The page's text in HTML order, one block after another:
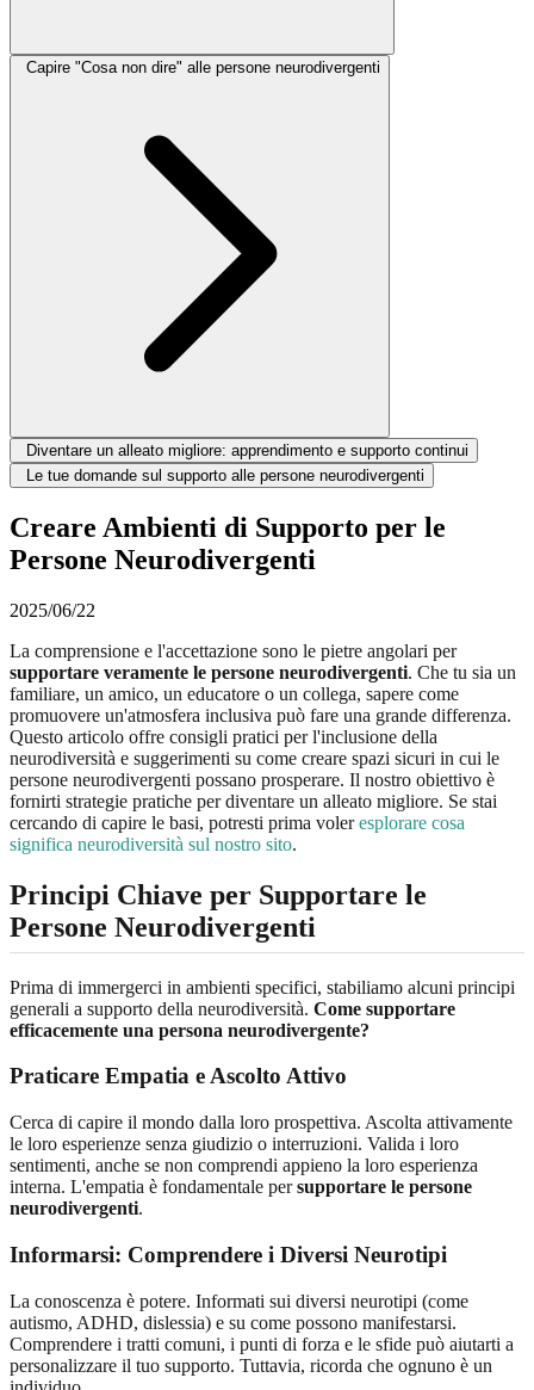
Capire "Cosa non dire" alle persone neurodivergenti
Diventare un alleato migliore: apprendimento e supporto continui
Le tue domande sul supporto alle persone neurodivergenti
Creare Ambienti di Supporto per le
Persone Neurodivergenti
2025/06/22
La comprensione e l'accettazione sono le pietre angolari per
supportare veramente le persone neurodivergenti. Che tu sia un
familiare, un amico, un educatore o un collega, sapere come
promuovere un'atmosfera inclusiva può fare una grande differenza.
Questo articolo offre consigli pratici per l'inclusione della
neurodiversità e suggerimenti su come creare spazi sicuri in cui le
persone neurodivergenti possano prosperare. Il nostro obiettivo è
fornirti strategie pratiche per diventare un alleato migliore. Se stai
cercando di capire le basi, potresti prima voleresplorare cosa
significa neurodiversità sul nostro sito.
Principi Chiave per Supportare le
Persone Neurodivergenti
Prima di immergerci in ambienti specifici, stabiliamo alcuni principi
generali a supporto della neurodiversità. Come supportare
efficacemente una persona neurodivergente?
Praticare Empatia e Ascolto Attivo
Cerca di capire il mondo dalla loro prospettiva. Ascolta attivamente
le loro esperienze senza giudizio o interruzioni. Valida i loro
sentimenti, anche se non comprendi appieno la loro esperienza
interna. L'empatia è fondamentale persupportare le persone
neurodivergenti.
Informarsi: Comprendere i Diversi Neurotipi
La conoscenza è potere. Informati sui diversi neurotipi (come
autismo, ADHD, dislessia) e su come possono manifestarsi.
Comprendere i tratti comuni, i punti di forza e le sfide può aiutarti a
personalizzare il tuo supporto. Tuttavia, ricorda che ognuno è un